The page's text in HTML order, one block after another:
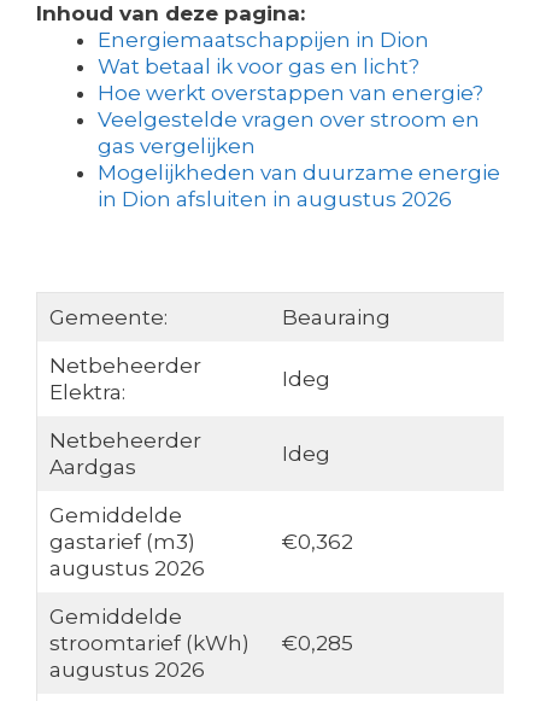
Inhoud van deze pagina:
Energiemaatschappijen in Dion
Wat betaal ik voor gas en licht?
Hoe werkt overstappen van energie?
Veelgestelde vragen over stroom en
gas vergelijken
Mogelijkheden van duurzame energie
in Dion afsluiten in augustus 2026
Gemeente:
Beauraing
Netbeheerder
Elektra:
Ideg
Netbeheerder
Aardgas
Ideg
Gemiddelde
gastarief (m3)
augustus 2026
€0,362
Gemiddelde
stroomtarief (kWh)
augustus 2026
€0,285